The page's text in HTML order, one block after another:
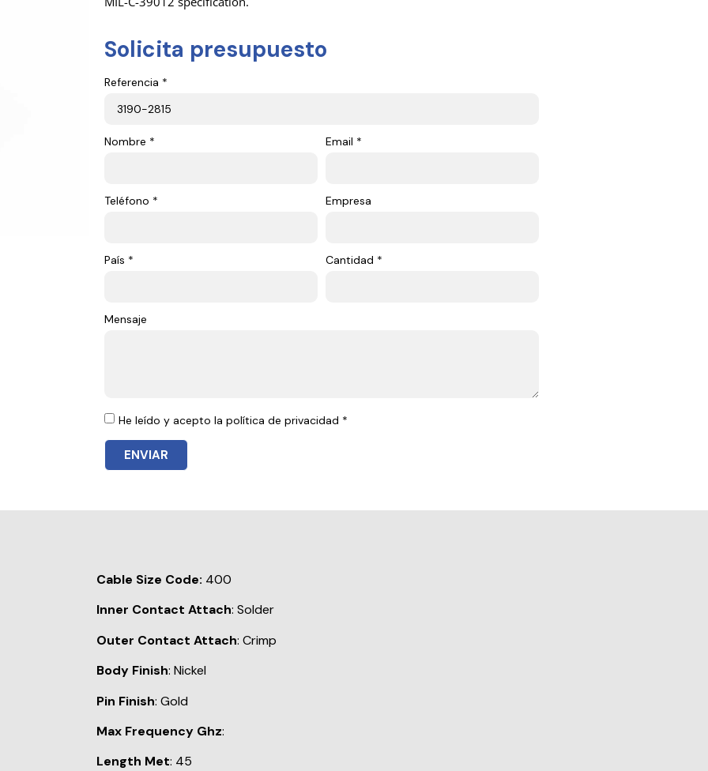
Solicita presupuesto
Referencia *
Nombre * Email *
Teléfono * Empresa
País * Cantidad *
Mensaje
He leído y acepto la política de privacidad *
ENVIAR
Cable Size Code: 400
Inner Contact Attach: Solder
Outer Contact Attach: Crimp
Body Finish: Nickel
Pin Finish: Gold
Max Frequency Ghz:
Length Met: 45